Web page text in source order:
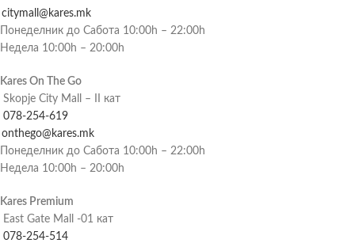
citymall@kares.mk
Понеделник до Сабота 10:00h – 22:00h
Недела 10:00h – 20:00h
Kares On The Go
Skopje City Mall – II кат
078-254-619
onthego@kares.mk
Понеделник до Сабота 10:00h – 22:00h
Недела 10:00h – 20:00h
Kares Premium
East Gate Mall -01 кат
078-254-514